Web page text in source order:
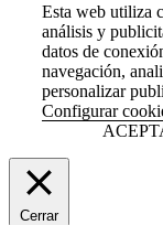
Esta web utiliza
análisis y
datos de
navegación,
personalizar
Configurar
Cerrar